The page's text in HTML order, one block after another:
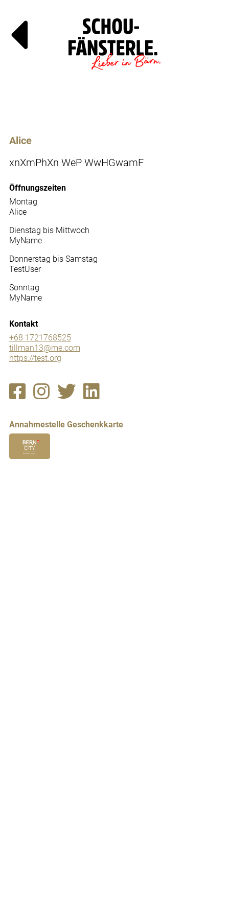
Alice
xnXmPhXn WeP WwHGwamF
Öffnungszeiten
Montag
Alice
Dienstag bis Mittwoch
MyName
Donnerstag bis Samstag
TestUser
Sonntag
MyName
Kontakt
+68 1721768525
tillman13@me.com
https://test.org
Annahmestelle Geschenkkarte